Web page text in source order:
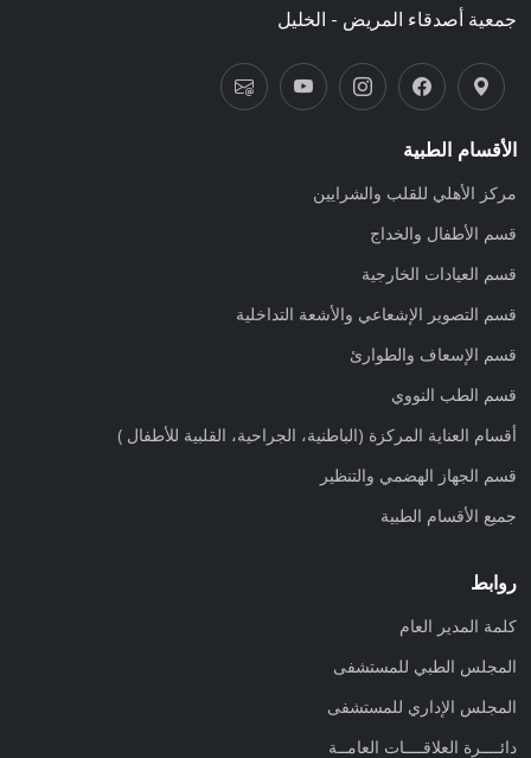
جمعية أصدقاء المريض - الخليل
الأقسام الطبية
مركز الأهلي للقلب والشرايين
قسم الأطفال والخداج
قسم العيادات الخارجية
قسم التصوير الإشعاعي والأشعة التداخلية
قسم الإسعاف والطوارئ
قسم الطب النووي
أقسام‭ ‬العناية‭ ‬المركزة (الباطنية، الجراحية، القلبية للأطفال )
قسم الجهاز الهضمي والتنظير
جميع الأقسام الطبية
روابط
كلمة المدير العام
المجلس الطبي للمستشفى
المجلس الإداري للمستشفى
دائــــرة العلاقــــات العامــة